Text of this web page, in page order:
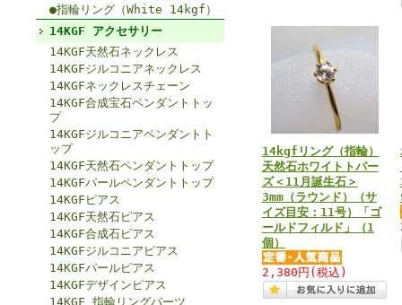
●指輪リング（White 14kgf）
14KGF アクセサリー
14KGF天然石ネックレス
14KGFジルコニアネックレス
14KGFネックレスチェーン
14KGF合成宝石ペンダントトッ
プ
14KGFジルコニアペンダントト
ップ
14KGF天然石ペンダントトップ
14KGFパールペンダントトップ
14KGFピアス
14KGF天然石ピアス
14KGF合成石ピアス
14KGFジルコニアピアス
14KGFパールピアス
14KGFデザインピアス
14KGF 指輪リングパーツ
14kgfリング（指輪）
天然石ホワイトトパー
ズ＜11月誕生石＞
3mm（ラウンド）（サ
イズ目安：11号）「ゴ
ールドフィルド」（1
個）
2,380円 (税込)